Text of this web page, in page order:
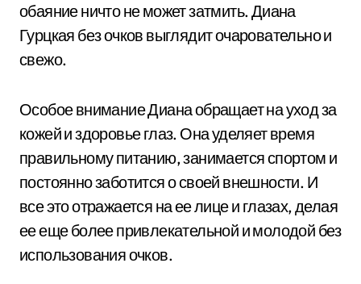
обаяние ничто не может затмить. Диана
Гурцкая без очков выглядит очаровательно и
свежо.
Особое внимание Диана обращает на уход за
кожей и здоровье глаз. Она уделяет время
правильному питанию, занимается спортом и
постоянно заботится о своей внешности. И
все это отражается на ее лице и глазах, делая
ее еще более привлекательной и молодой без
использования очков.